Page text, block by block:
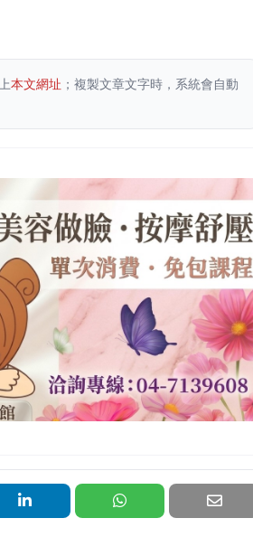
本文網址 ；複製文章文字時，系統會自動